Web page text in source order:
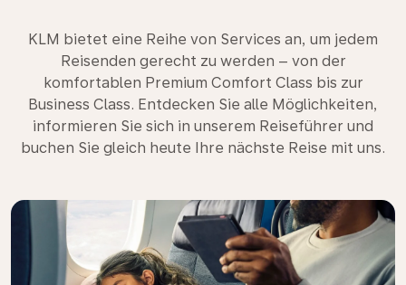
KLM bietet eine Reihe von Services an, um jedem
Reisenden gerecht zu werden – von der
komfortablen Premium Comfort Class bis zur
Business Class. Entdecken Sie alle Möglichkeiten,
informieren Sie sich in unserem Reiseführer und
buchen Sie gleich heute Ihre nächste Reise mit uns.